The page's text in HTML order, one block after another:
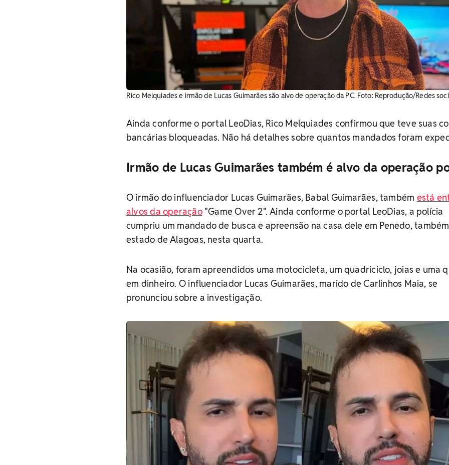
Rico Melquiades e irmão de Lucas Guimarães são alvo de operação da PC. Foto: Reprodução/Redes
Ainda conforme o portal LeoDias, Rico Melquiades confirmou que teve suas
bancárias bloqueadas. Não há detalhes sobre quantos mandados foram
Irmão de Lucas Guimarães também é alvo da operação
O irmão do influenciador Lucas Guimarães, Babal Guimarães, também está
alvos da operação"Game Over 2". Ainda conforme o portal LeoDias, a polícia
cumpriu um mandado de busca e apreensão na casa dele em Penedo,
estado de Alagoas, nesta quarta.
Na ocasião, foram apreendidos uma motocicleta, um quadriciclo, joias e uma
em dinheiro. O influenciador Lucas Guimarães, marido de Carlinhos Maia, se
pronunciou sobre a investigação.